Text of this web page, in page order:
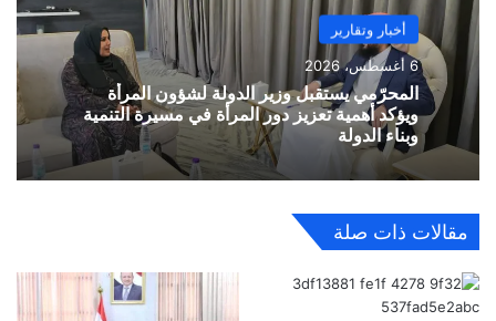
أخبار وتقارير
6 أغسطس، 2026
المحرّمي يستقبل وزير الدولة لشؤون المرأة
ويؤكد أهمية تعزيز دور المرأة في مسيرة التنمية
وبناء الدولة
مقالات ذات صلة